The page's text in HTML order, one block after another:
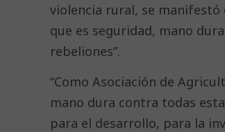
violencia rural, se manifestó
que es seguridad, mano
rebeliones”.
“Como Asociación de
mano dura contra todas
para el desarrollo, para la